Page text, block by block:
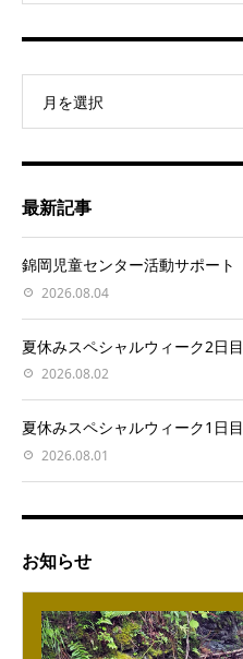
月を選択
最新記事
錦岡児童センター活動サポート
2026.08.04
夏休みスペシャルウィーク2日目
2026.08.02
夏休みスペシャルウィーク1日目
2026.08.01
お知らせ